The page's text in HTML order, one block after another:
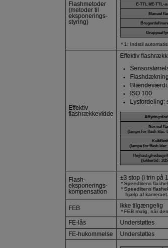
Flashmetoder
(metoder til
eksponerings-
styring)
E-TTL II/E-TTL -
Manuel
1: Indstil
Effektiv
flashrækkevidde
Effektiv
ISO 100
Lysfordeling:
Normal
(lampe for flash
(lampe for flash
(lukkertid: 1/
Flash-
eksponerings-
kompensation
±3 stop (i trin på
Speedlitens
Speedlitens
hjælp af kameraet.
FEB Ikke tilgængelig
FEB mulig, når
FE-lås
Understøttes
FE-hukommelse
Understøttes